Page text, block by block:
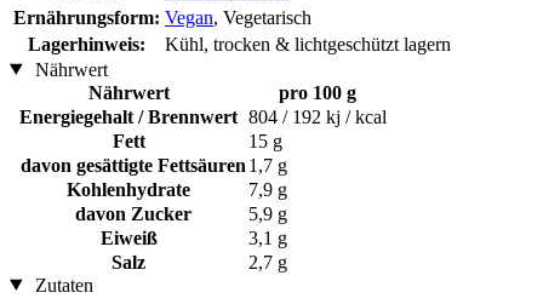
Ernährungsform: Vegan, Vegetarisch
Lagerhinweis:
Kühl, trocken & lichtgeschützt lagern
Nährwert
Nährwert
pro 100 g
Energiegehalt / Brennwert 804 / 192 kj / kcal
Fett
15 g
davon gesättigte Fettsäuren 1,7 g
Kohlenhydrate
7,9 g
davon Zucker
5,9 g
Eiweiß
3,1 g
Salz
2,7 g
Zutaten